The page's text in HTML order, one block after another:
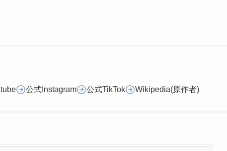
公式Instagram 公式TikTok Wikipedia(原作者)